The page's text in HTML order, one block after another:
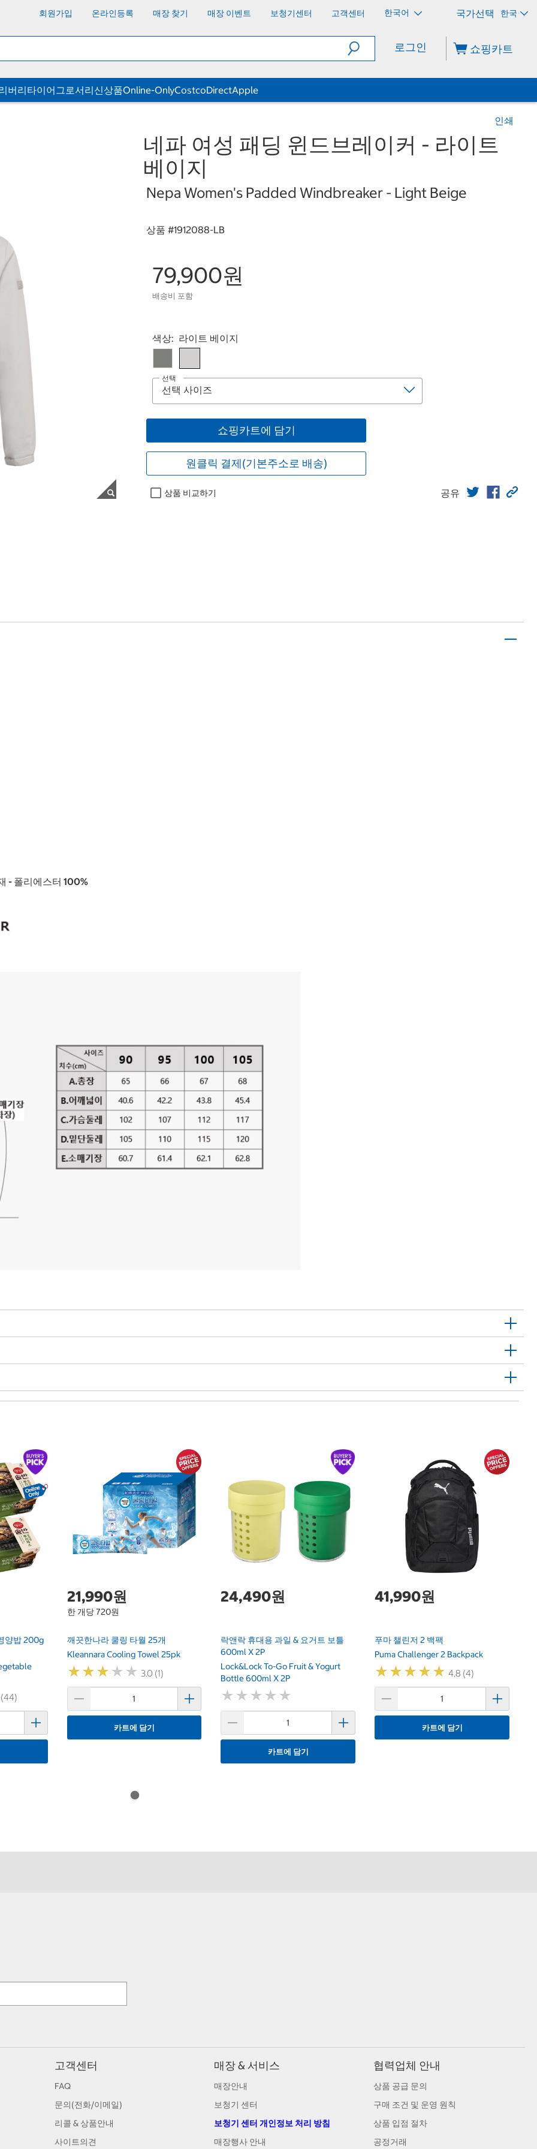
회원가입 온라인등록 매장 찾기 매장 이벤트 보청기센터 고객센터 한국어 한국
로그인 쇼핑카트
버리타이어그로서리신상품Online-OnlyCostcoDirectApple
인쇄
네파 여성 패딩 윈드브레이커 - 라이트
베이지
Nepa Women's Padded Windbreaker - Light Beige
상품 #1912088-LB
79,900원
배송비 포함
Select product
색상: 라이트 베이지
선택
쇼핑카트에 담기
원클릭 결제(기본주소로 배송)
상품 비교하기 공유
- 폴리에스터 100%
양밥 200g
21,990원
한 개당 720원
깨끗한나라 쿨링 타월 25개
Kleannara Cooling Towel 25pk
★★★ ★ ★
★★★ ★ ★ 3.0 (1)
카트에 담기
24,490원
락앤락 휴대용 과일 & 요거트 보틀
600ml X 2P
Lock&Lock To-Go Fruit & Yogurt
Bottle 600ml X 2P
★ ★ ★ ★ ★
★ ★ ★ ★ ★
카트에 담기
41,990원
푸마 챌린저 2 백팩
Puma Challenger 2 Backpack
★★★★★
★★★★★ 4.8 (4)
카트에 담기
고객센터
FAQ
문의(전화/이메일)
리콜 & 상품안내
사이트의견
매장 & 서비스
매장안내
보청기 센터
보청기 센터 개인정보 처리 방침
매장행사 안내
협력업체 안내
상품 공급 문의
구매 조건 및 운영 원칙
상품 입점 절차
공정거래